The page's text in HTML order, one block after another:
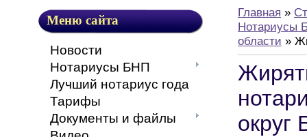
Меню сайта
Новости
Нотариусы БНП
Лучший нотариус года
Тарифы
Документы и файлы
Главная »
Нотариусы
области »
округ